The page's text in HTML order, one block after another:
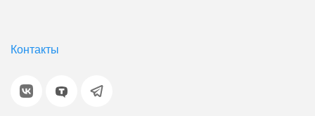
Контакты